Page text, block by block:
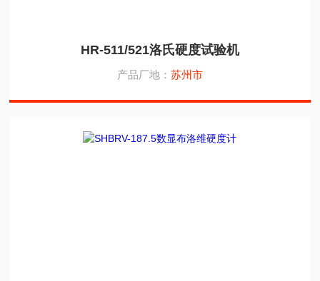
HR-511/521洛氏硬度试验机
产品厂地： 苏州市